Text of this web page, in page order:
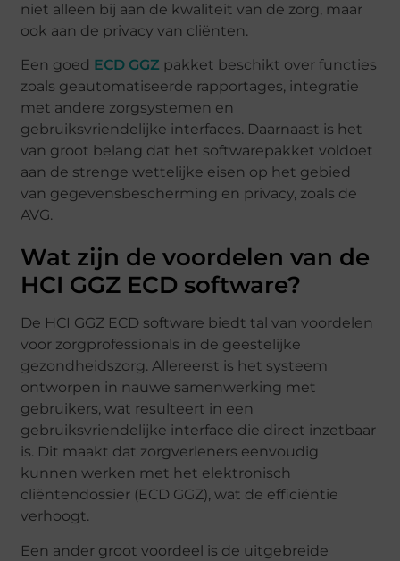
niet alleen bij aan de kwaliteit van de zorg, maar
ook aan de privacy van cliënten.
Een goed ECD GGZ pakket beschikt over functies
zoals geautomatiseerde rapportages, integratie
met andere zorgsystemen en
gebruiksvriendelijke interfaces. Daarnaast is het
van groot belang dat het softwarepakket voldoet
aan de strenge wettelijke eisen op het gebied
van gegevensbescherming en privacy, zoals de
AVG.
Wat zijn de voordelen van de
HCI GGZ ECD software?
De HCI GGZ ECD software biedt tal van voordelen
voor zorgprofessionals in de geestelijke
gezondheidszorg. Allereerst is het systeem
ontworpen in nauwe samenwerking met
gebruikers, wat resulteert in een
gebruiksvriendelijke interface die direct inzetbaar
is. Dit maakt dat zorgverleners eenvoudig
kunnen werken met het elektronisch
cliëntendossier (ECD GGZ), wat de efficiëntie
verhoogt.
Een ander groot voordeel is de uitgebreide